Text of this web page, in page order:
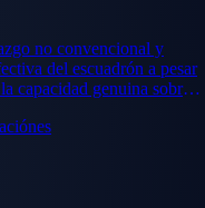
no convencional y
del escuadrón a pesar
capacidad genuina sobre